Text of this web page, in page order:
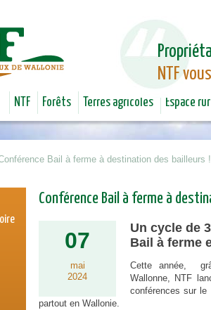
NTF
NTF Forêts Terres agricoles Espace
Bail à ferme à destination des bailleurs
Conférence Bail à ferme à
07
mai
2024
Un cycle de
Bail à ferme
Cette année,
Wallonne, NTF
conférences sur le
partout en Wallonie.